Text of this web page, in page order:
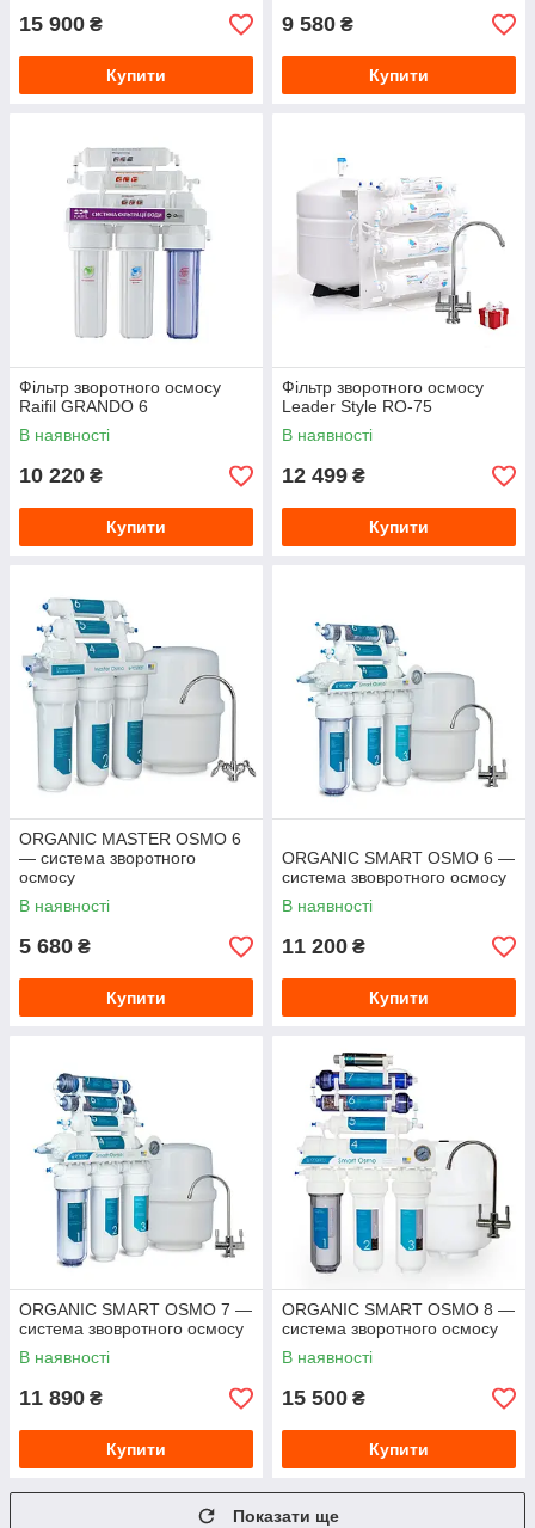
15 900 ₴
Купити
9 580 ₴
Купити
Фільтр зворотного осмосу
Raifil GRANDO 6
В наявності
10 220 ₴
Купити
Фільтр зворотного осмосу
Leader Style RO-75
В наявності
12 499 ₴
Купити
ORGANIC MASTER OSMO 6
— система зворотного
осмосу
В наявності
5 680 ₴
Купити
ORGANIC SMART OSMO 6 —
система звовротного осмосу
В наявності
11 200 ₴
Купити
ORGANIC SMART OSMO 7 —
система звовротного осмосу
В наявності
11 890 ₴
Купити
ORGANIC SMART OSMO 8 —
система зворотного осмосу
В наявності
15 500 ₴
Купити
Показати ще